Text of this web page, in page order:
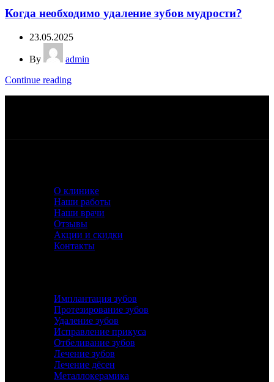
Когда необходимо удаление зубов мудрости?
23.05.2025
By
admin
Continue reading
О клинике
Наши работы
Наши врачи
Отзывы
Акции и скидки
Контакты
Имплантация зубов
Протезирование зубов
Удаление зубов
Исправление прикуса
Отбеливание зубов
Лечение зубов
Лечение дёсен
Металлокерамика